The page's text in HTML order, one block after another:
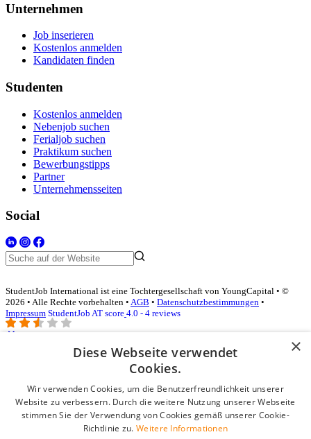
Unternehmen
Job inserieren
Kostenlos anmelden
Kandidaten finden
Studenten
Kostenlos anmelden
Nebenjob suchen
Ferialjob suchen
Praktikum suchen
Bewerbungstipps
Partner
Unternehmensseiten
Social
StudentJob International ist eine Tochtergesellschaft von YoungCapital • ©
2026 • Alle Rechte vorbehalten • AGB • Datenschutzbestimmungen •
Impressum StudentJob AT score 4.0 - 4 reviews
Login für Unternehmen
E-Mail*
Passwort
×
Diese Webseite verwendet
Cookies.
Wir verwenden Cookies, um die Benutzerfreundlichkeit unserer
Website zu verbessern. Durch die weitere Nutzung unserer Webseite
stimmen Sie der Verwendung von Cookies gemäß unserer Cookie-
Richtlinie zu. Weitere Informationen